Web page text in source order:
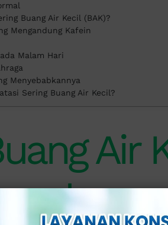
Buang Air Kecil (BAK)?
Mengandung Kafein
Malam Hari
Menyebabkannya
Sering Buang Air Kecil?
Air